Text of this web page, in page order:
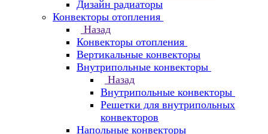
Дизайн радиаторы
Конвекторы отопления
Назад
Конвекторы отопления
Вертикальные конвекторы
Внутрипольные конвекторы
Назад
Внутрипольные конвекторы
Решетки для внутрипольных
конвекторов
Напольные конвекторы